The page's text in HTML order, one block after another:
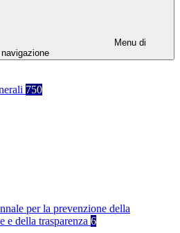
Menu di
navigazione
750
per la prevenzione della
e della trasparenza 6